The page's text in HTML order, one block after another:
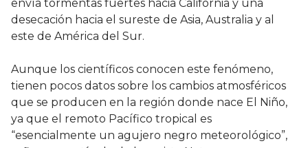
envía tormentas fuertes hacia California y una
desecación hacia el sureste de Asia, Australia y al
este de América del Sur.
Aunque los científicos conocen este fenómeno,
tienen pocos datos sobre los cambios atmosféricos
que se producen en la región donde nace El Niño,
ya que el remoto Pacífico tropical es
“esencialmente un agujero negro meteorológico”,